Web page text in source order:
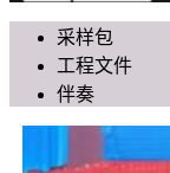
采样包
工程文件
伴奏